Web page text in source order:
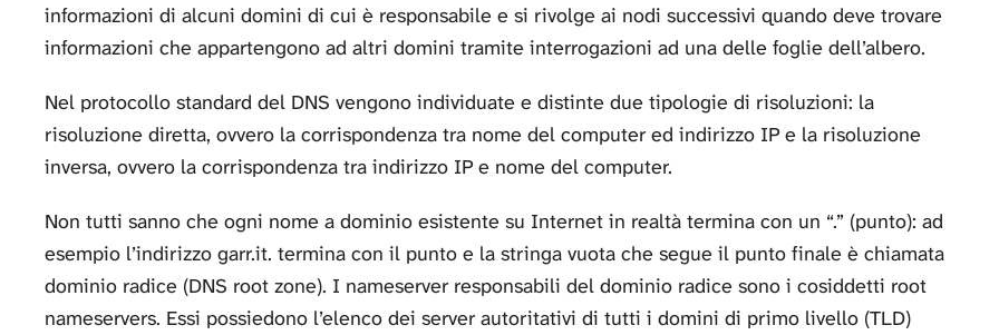
informazioni di alcuni domini di cui è responsabile e si rivolge ai nodi successivi quando deve trovare
informazioni che appartengono ad altri domini tramite interrogazioni ad una delle foglie dell’albero.
Nel protocollo standard del DNS vengono individuate e distinte due tipologie di risoluzioni: la
risoluzione diretta, ovvero la corrispondenza tra nome del computer ed indirizzo IP e la risoluzione
inversa, ovvero la corrispondenza tra indirizzo IP e nome del computer.
Non tutti sanno che ogni nome a dominio esistente su Internet in realtà termina con un “.” (punto): ad
esempio l’indirizzo garr.it. termina con il punto e la stringa vuota che segue il punto finale è chiamata
dominio radice (DNS root zone). I nameserver responsabili del dominio radice sono i cosiddetti root
nameservers. Essi possiedono l’elenco dei server autoritativi di tutti i domini di primo livello (TLD)